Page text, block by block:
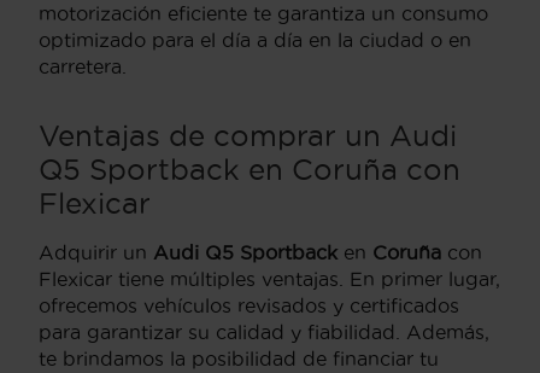
motorización eficiente te garantiza un consumo
optimizado para el día a día en la ciudad o en
carretera.
Ventajas de comprar un Audi
Q5 Sportback en Coruña con
Flexicar
Adquirir un Audi Q5 Sportback en Coruña con
Flexicar tiene múltiples ventajas. En primer lugar,
ofrecemos vehículos revisados y certificados
para garantizar su calidad y fiabilidad. Además,
te brindamos la posibilidad de financiar tu